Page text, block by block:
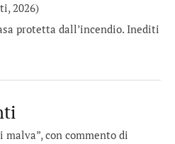
2026)
protetta dall’incendio. Inediti
con commento di